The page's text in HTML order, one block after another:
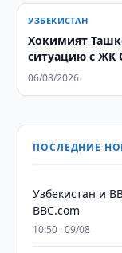
УЗБЕКИСТАН
Хокимият
ситуацию с ЖК
06/08/2026
ПОСЛЕДНИЕ
Узбекистан и
BBC.com
10:50 · 09/08